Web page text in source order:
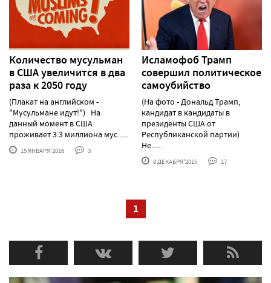
Количество мусульман
в США увеличится в два
раза к 2050 году
(Плакат на английском -
"Мусульмане идут!") На
данный момент в США
проживает 3.3 миллиона мус......
15 ЯНВАРЯ'2016 3
Исламофоб Трамп
совершил политическое
самоубийство
(На фото - Дональд Трамп,
кандидат в кандидаты в
президенты США от
Республиканской партии)
Не......
8 ДЕКАБРЯ'2015 17
1